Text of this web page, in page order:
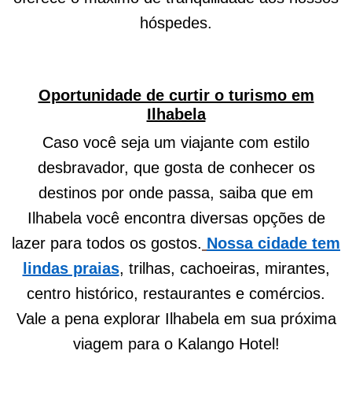
hóspedes.
Oportunidade de curtir o turismo em
Ilhabela
Caso você seja um viajante com estilo
desbravador, que gosta de conhecer os
destinos por onde passa, saiba que em
Ilhabela você encontra diversas opções de
lazer para todos os gostos. Nossa cidade tem
lindas praias, trilhas, cachoeiras, mirantes,
centro histórico, restaurantes e comércios.
Vale a pena explorar Ilhabela em sua próxima
viagem para o Kalango Hotel!